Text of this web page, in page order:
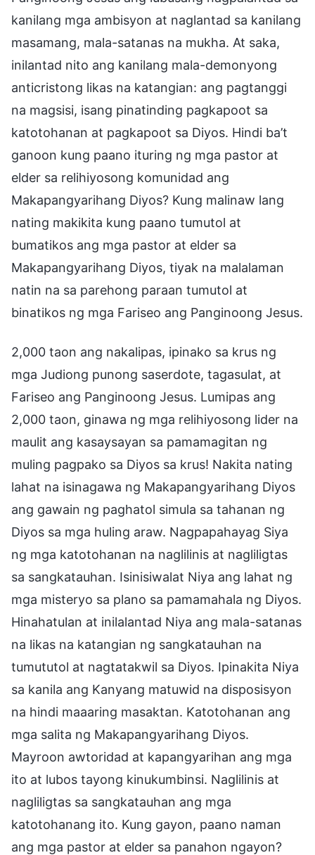
kanilang mga ambisyon at naglantad sa kanilang
masamang, mala-satanas na mukha. At saka,
inilantad nito ang kanilang mala-demonyong
anticristong likas na katangian: ang pagtanggi
na magsisi, isang pinatinding pagkapoot sa
katotohanan at pagkapoot sa Diyos. Hindi ba’t
ganoon kung paano ituring ng mga pastor at
elder sa relihiyosong komunidad ang
Makapangyarihang Diyos? Kung malinaw lang
nating makikita kung paano tumutol at
bumatikos ang mga pastor at elder sa
Makapangyarihang Diyos, tiyak na malalaman
natin na sa parehong paraan tumutol at
binatikos ng mga Fariseo ang Panginoong Jesus.
2,000 taon ang nakalipas, ipinako sa krus ng
mga Judiong punong saserdote, tagasulat, at
Fariseo ang Panginoong Jesus. Lumipas ang
2,000 taon, ginawa ng mga relihiyosong lider na
maulit ang kasaysayan sa pamamagitan ng
muling pagpako sa Diyos sa krus! Nakita nating
lahat na isinagawa ng Makapangyarihang Diyos
ang gawain ng paghatol simula sa tahanan ng
Diyos sa mga huling araw. Nagpapahayag Siya
ng mga katotohanan na naglilinis at nagliligtas
sa sangkatauhan. Isinisiwalat Niya ang lahat ng
mga misteryo sa plano sa pamamahala ng Diyos.
Hinahatulan at inilalantad Niya ang mala-satanas
na likas na katangian ng sangkatauhan na
tumututol at nagtatakwil sa Diyos. Ipinakita Niya
sa kanila ang Kanyang matuwid na disposisyon
na hindi maaaring masaktan. Katotohanan ang
mga salita ng Makapangyarihang Diyos.
Mayroon awtoridad at kapangyarihan ang mga
ito at lubos tayong kinukumbinsi. Naglilinis at
nagliligtas sa sangkatauhan ang mga
katotohanang ito. Kung gayon, paano naman
ang mga pastor at elder sa panahon ngayon?